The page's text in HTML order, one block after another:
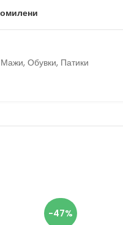
Мажи, Обувки, Патики
-47%